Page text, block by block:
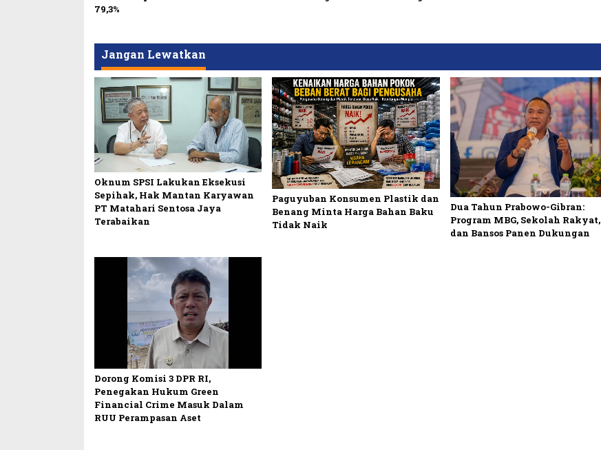
79,3%
Jangan Lewatkan
Oknum SPSI Lakukan Eksekusi
Sepihak, Hak Mantan Karyawan
PT Matahari Sentosa Jaya
Terabaikan
Paguyuban Konsumen Plastik dan
Benang Minta Harga Bahan Baku
Tidak Naik
Dua Tahun Prabowo-Gibran:
Program MBG, Sekolah Rakyat,
dan Bansos Panen Dukungan
Dorong Komisi 3 DPR RI,
Penegakan Hukum Green
Financial Crime Masuk Dalam
RUU Perampasan Aset